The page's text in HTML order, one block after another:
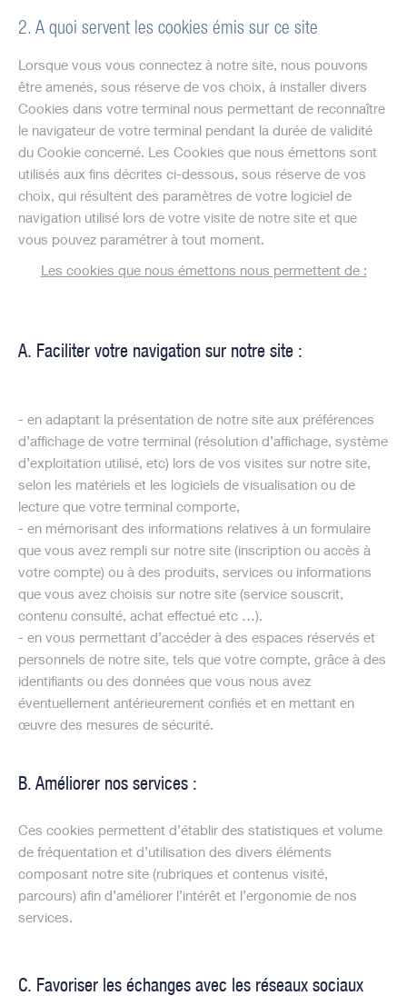
2. A quoi servent les cookies émis sur ce site
Lorsque vous vous connectez à notre site, nous pouvons
être amenés, sous réserve de vos choix, à installer divers
Cookies dans votre terminal nous permettant de reconnaître
le navigateur de votre terminal pendant la durée de validité
du Cookie concerné. Les Cookies que nous émettons sont
utilisés aux fins décrites ci-dessous, sous réserve de vos
choix, qui résultent des paramètres de votre logiciel de
navigation utilisé lors de votre visite de notre site et que
vous pouvez paramétrer à tout moment.
Les cookies que nous émettons nous permettent de :
A. Faciliter votre navigation sur notre site :
- en adaptant la présentation de notre site aux préférences
d’affichage de votre terminal (résolution d’affichage, système
d’exploitation utilisé, etc) lors de vos visites sur notre site,
selon les matériels et les logiciels de visualisation ou de
lecture que votre terminal comporte,
- en mémorisant des informations relatives à un formulaire
que vous avez rempli sur notre site (inscription ou accès à
votre compte) ou à des produits, services ou informations
que vous avez choisis sur notre site (service souscrit,
contenu consulté, achat effectué etc …).
- en vous permettant d’accéder à des espaces réservés et
personnels de notre site, tels que votre compte, grâce à des
identifiants ou des données que vous nous avez
éventuellement antérieurement confiés et en mettant en
œuvre des mesures de sécurité.
B. Améliorer nos services :
Ces cookies permettent d’établir des statistiques et volume
de fréquentation et d’utilisation des divers éléments
composant notre site (rubriques et contenus visité,
parcours) afin d’améliorer l’intérêt et l’ergonomie de nos
services.
C. Favoriser les échanges avec les réseaux sociaux